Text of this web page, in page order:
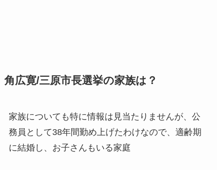
角広寛/三原市長選挙の家族は？
家族についても特に情報は見当たりませんが、公
務員として38年間勤め上げたわけなので、適齢期
に結婚し、お子さんもいる家庭